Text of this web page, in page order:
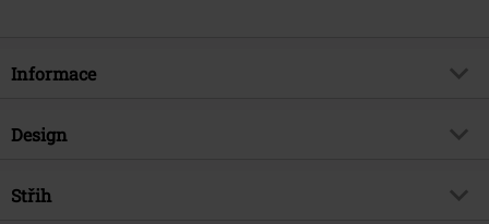
Informace
Zboží č.
Brand
Design
Typ výrobku
Střih